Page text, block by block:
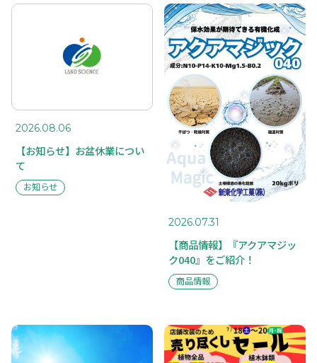
トップページ
ABOUT US
私たちに
会社概要
SUSTAINABILITY
サスティナ
ビリティ
RECRUIT
採用情報
TOPICS
トピックス
MAIL FORM
2026.08.06
【お知らせ】お盆休業につい
て
お知らせ
2026.07.31
【商品情報】『アクアマジッ
ク040』をご紹介！
商品情報